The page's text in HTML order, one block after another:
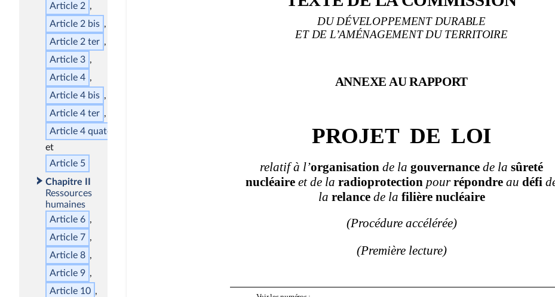
Article 2
Article 2 bis
Article 2 ter
Article 3
Article 4
Article 4 bis
Article 4 ter
Article 4 quater
Article 5
Chapitre II
Ressources
humaines
Article 6
Article 7
Article 8
Article 9
Article 10